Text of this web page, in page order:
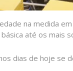
na medida
até os
dias de hoje